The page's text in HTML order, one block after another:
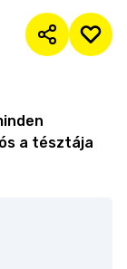
a tésztája